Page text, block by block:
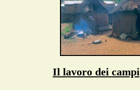
Il lavoro dei campi